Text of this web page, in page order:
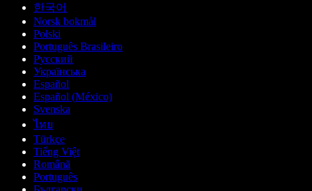
한국어
Norsk bokmål
Polski
Português Brasileiro
Русский
Українська
Español
Español (México)
Svenska
ไทย
Türkçe
Tiếng Việt
Română
Português